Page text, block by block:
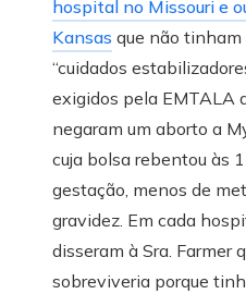
hospital no Missouri e
Kansas que não tinham
“cuidados
exigidos pela EMTALA
negaram um aborto a
cuja bolsa rebentou às
gestação, menos de
gravidez. Em cada
disseram à Sra. Farmer
sobreviveria porque